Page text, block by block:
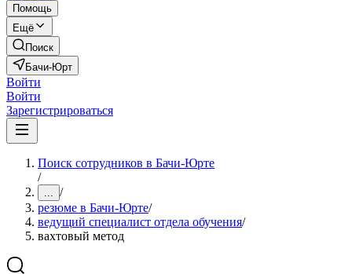
Помощь
Ещё
Поиск
Бачи-Юрт
Войти
Войти
Зарегистрироваться
Поиск сотрудников в Бачи-Юрте
/
... /
резюме в Бачи-Юрте/
ведущий специалист отдела обучения/
вахтовый метод